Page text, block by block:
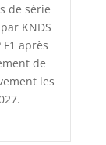
de série
KNDS
F1 après
de
les